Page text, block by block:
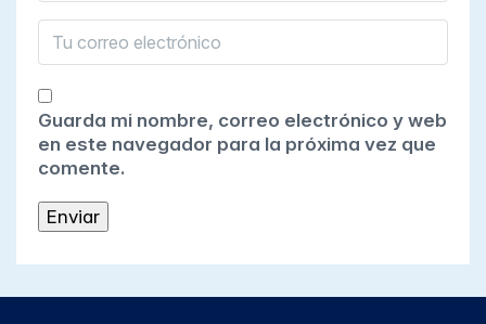
Guarda mi nombre, correo electrónico y web
en este navegador para la próxima vez que
comente.